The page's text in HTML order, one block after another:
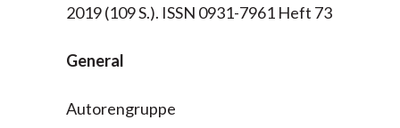
2019 (109 S.). ISSN 0931-7961 Heft 73
General
Autorengruppe